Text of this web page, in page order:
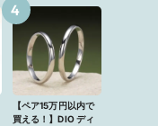
4
【ペア15万円以内で
買える！】DIO ディ